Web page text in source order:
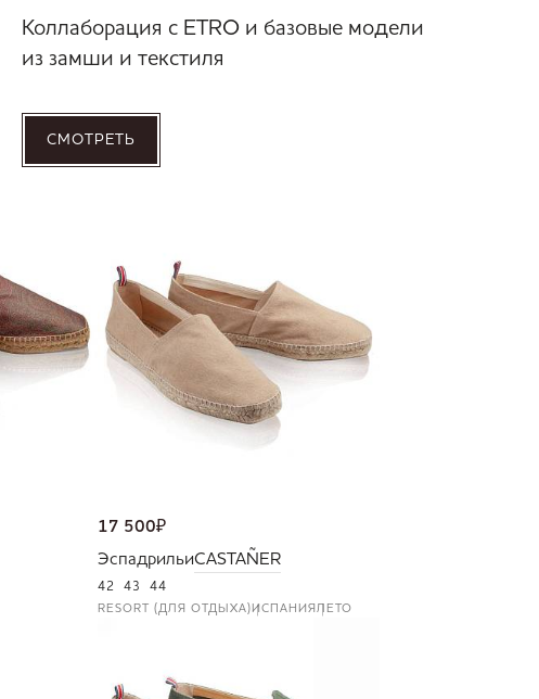
Коллаборация с ETRO и базовые модели
из замши и текстиля
СМОТРЕТЬ
17 500₽
ЭспадрильиCASTAÑER
42 43 44
RESORT (ДЛЯ ОТДЫХА)ИСПАНИЯЛЕТО